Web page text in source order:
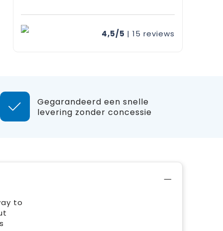
4,5/5 | 15 reviews
Gegarandeerd een snelle
levering zonder concessie
to